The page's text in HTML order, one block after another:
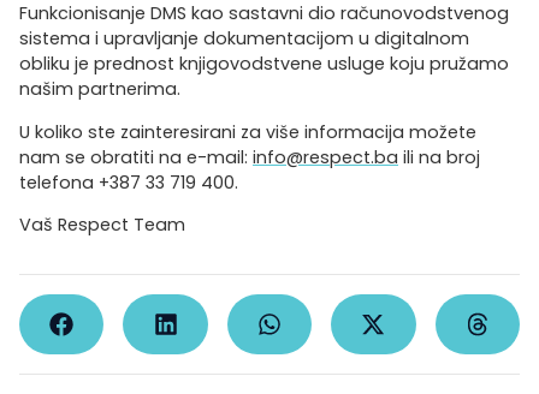
Funkcionisanje DMS kao sastavni dio računovodstvenog
sistema i upravljanje dokumentacijom u digitalnom
obliku je prednost knjigovodstvene usluge koju pružamo
našim partnerima.
U koliko ste zainteresirani za više informacija možete
nam se obratiti na e-mail: info@respect.ba ili na broj
telefona +387 33 719 400.
Vaš Respect Team